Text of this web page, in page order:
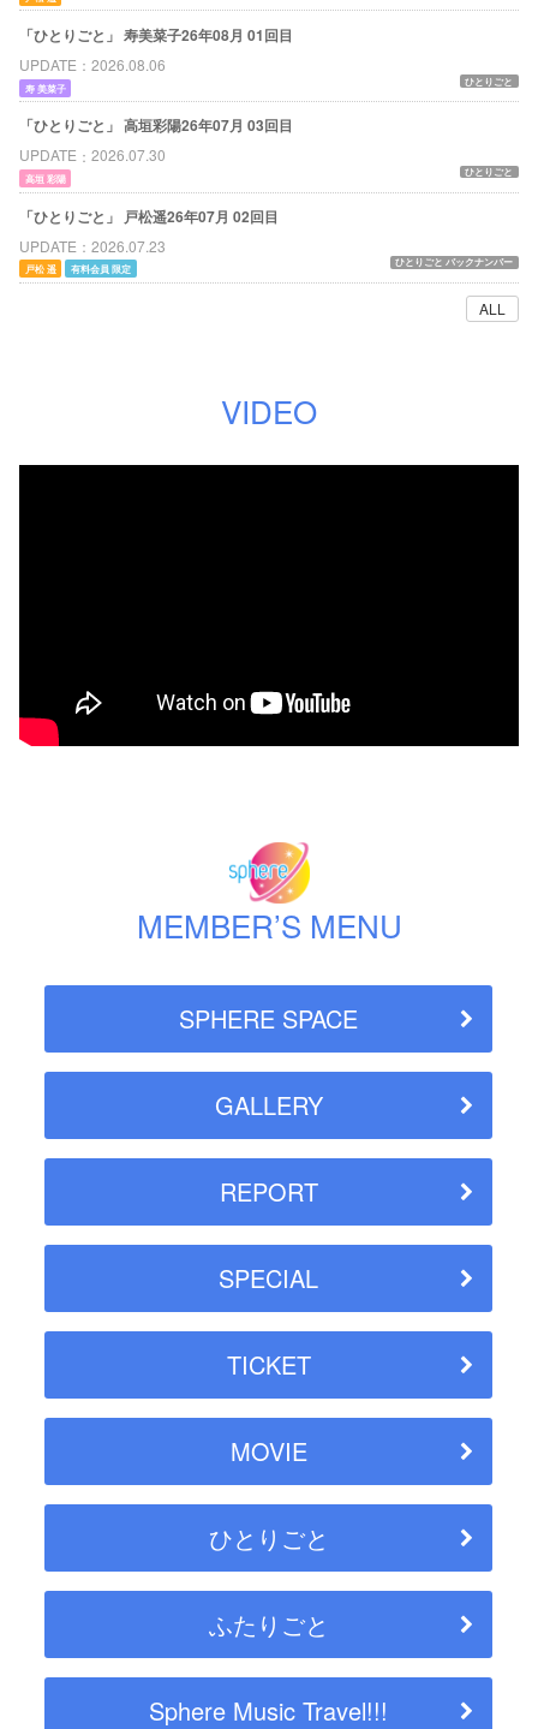
「ひとりごと」 寿美菜子26年08月 01回目
UPDATE 2026.08.06
ひとりごと
寿 美菜子
「ひとりごと」 高垣彩陽26年07月 03回目
UPDATE 2026.07.30
ひとりごと
高垣 彩陽
「ひとりごと」 戸松遥26年07月 02回目
UPDATE 2026.07.23
ひとりごと バックナンバー
戸松 遥 有料会員 限定
ALL
VIDEO
MEMBER’S MENU
SPHERE SPACE
GALLERY
REPORT
SPECIAL
TICKET
MOVIE
ひとりごと
ふたりごと
Sphere Music Travel!!!